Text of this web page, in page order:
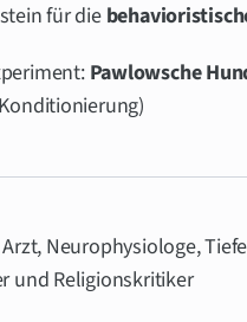
für die
Pawlowsche
Neurophysiologe,
und Religionskritiker